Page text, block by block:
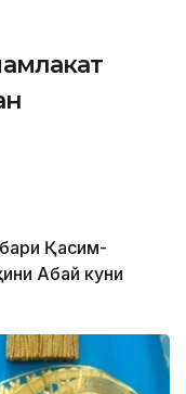
Қасим-
Абай куни